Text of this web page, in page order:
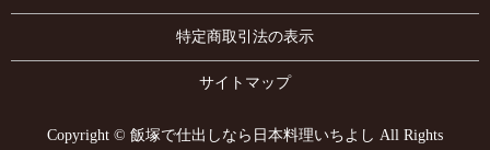
特定商取引法の表示
サイトマップ
Copyright © 飯塚で仕出しなら日本料理いちよし All Rights